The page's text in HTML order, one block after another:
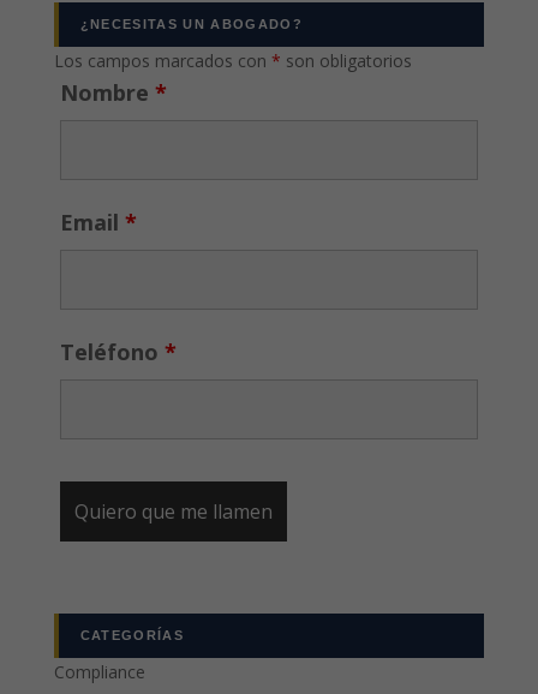
¿NECESITAS UN ABOGADO?
Los campos marcados con * son obligatorios
Nombre *
Email *
Teléfono *
CATEGORÍAS
Compliance